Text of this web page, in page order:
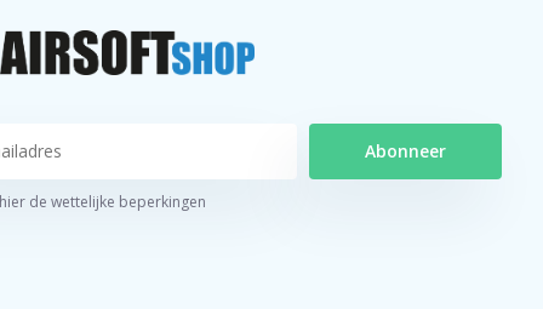
Abonneer
de wettelijke beperkingen